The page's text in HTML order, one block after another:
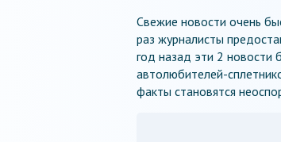
Свежие новости очень
раз журналисты
год назад эти 2 новости
автолюбителей-
факты становятся